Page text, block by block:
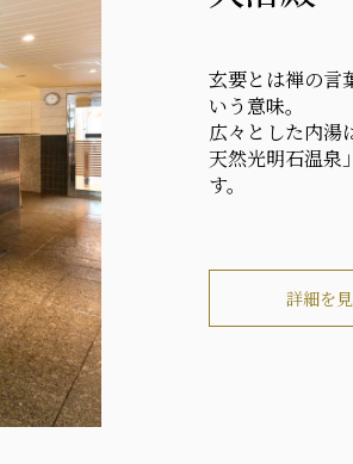
玄要とは禅の言
いう意味。
広々とした内湯
天然光明石温泉
す。
詳細を